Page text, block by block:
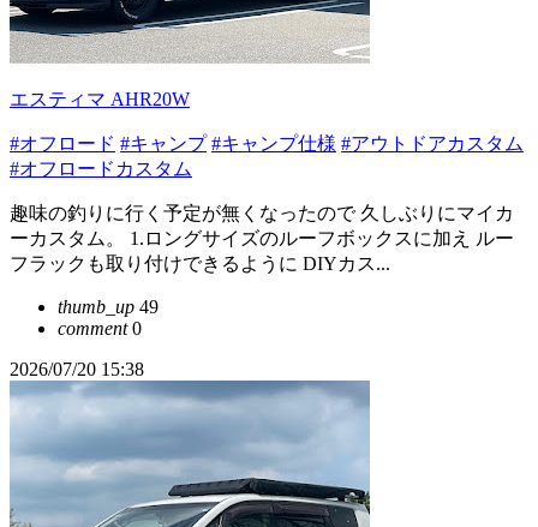
エスティマ AHR20W
#オフロード #キャンプ #キャンプ仕様 #アウトドアカスタム
#オフロードカスタム
趣味の釣りに行く予定が無くなったので 久しぶりにマイカ
ーカスタム。 1.ロングサイズのルーフボックスに加え ルー
フラックも取り付けできるように DIYカス...
thumb_up 49
comment0
2026/07/20 15:38